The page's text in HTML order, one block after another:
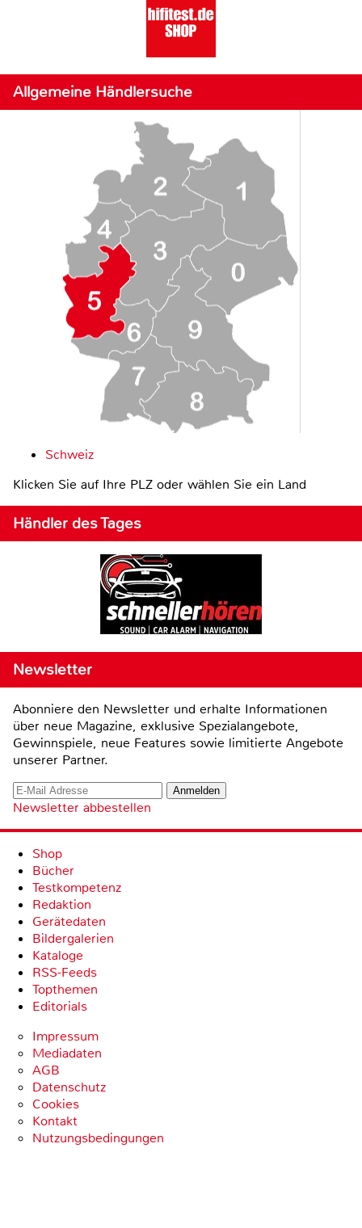
Allgemeine Händlersuche
Schweiz
Klicken Sie auf Ihre PLZ oder wählen Sie ein Land
Händler des Tages
Newsletter
Abonniere den Newsletter und erhalte Informationen
über neue Magazine, exklusive Spezialangebote,
Gewinnspiele, neue Features sowie limitierte Angebote
unserer Partner.
Newsletter abbestellen
Shop
Bücher
Testkompetenz
Redaktion
Gerätedaten
Bildergalerien
Kataloge
RSS-Feeds
Topthemen
Editorials
Impressum
Mediadaten
AGB
Datenschutz
Cookies
Kontakt
Nutzungsbedingungen